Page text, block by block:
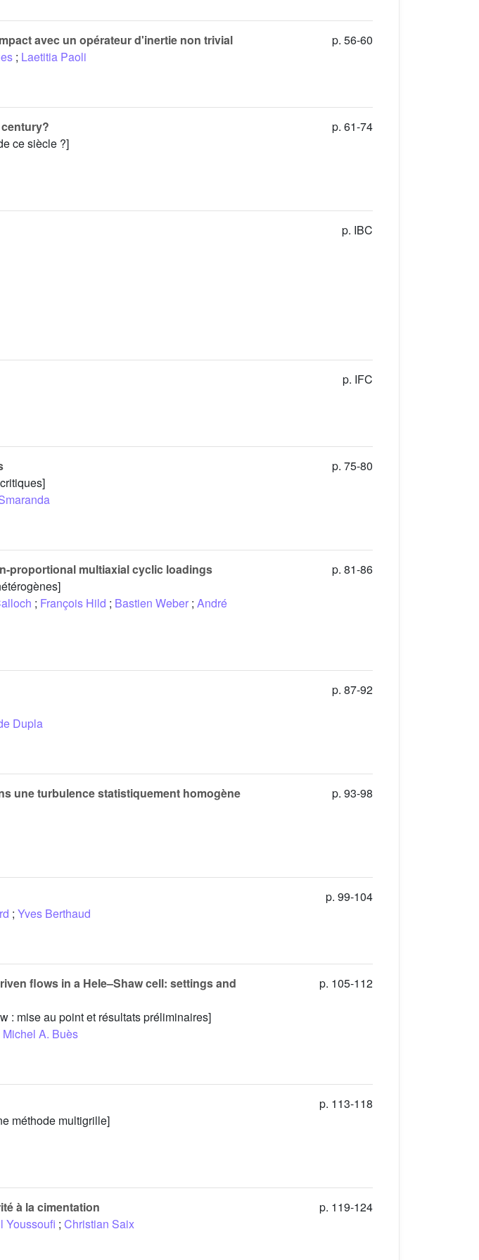
avec un opérateur d'inertie non trivial
; Laetitia Paoli
p. 56-60
ce siècle ?]
p. 61-74
p. IBC
p. IFC
p. 75-80
proportional multiaxial cyclic loadings
; François Hild ; Bastien Weber ; André
p. 81-86
Dupla
p. 87-92
une turbulence statistiquement homogène
p. 93-98
; Yves Berthaud
p. 99-104
flows in a Hele–Shaw cell: settings and
: mise au point et résultats préliminaires]
Michel A. Buès
p. 105-112
méthode multigrille]
p. 113-118
à la cimentation
Youssoufi ; Christian Saix
p. 119-124